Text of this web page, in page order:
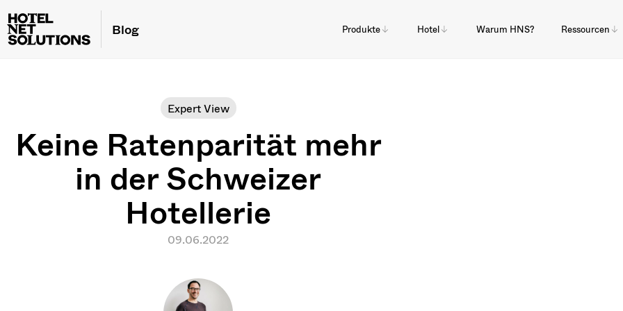
Blog Produkte Hotel Warum HNS? Ressourcen
Expert View
Keine Ratenparität mehr
in der Schweizer
Hotellerie
09.06.2022